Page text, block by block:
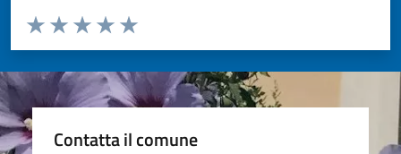
Valuta da 1 a 5 stelle la pagina
Valuta 5 stelle su 5
Valuta 4 stelle su 5
Valuta 3 stelle su 5
Valuta 2 stelle su 5
Valuta 1 stelle su 5
Contatta il comune